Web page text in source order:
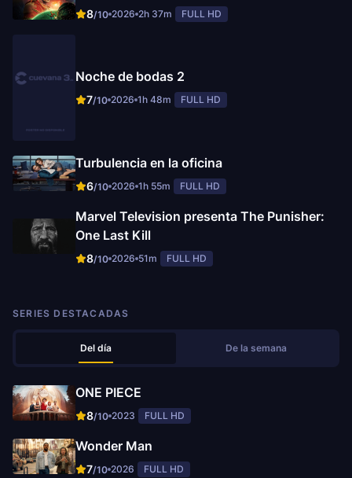
8/10 2026 2h 37m FULL HD
Noche de bodas 2
7/10 2026 1h 48m FULL HD
Turbulencia en la oficina
6/10 2026 1h 55m FULL HD
Marvel Television presenta The Punisher:
One Last Kill
8/10 2026 51m FULL HD
SERIES DESTACADAS
Del día De la semana
ONE PIECE
8/10 2023 FULL HD
Wonder Man
7/10 2026 FULL HD